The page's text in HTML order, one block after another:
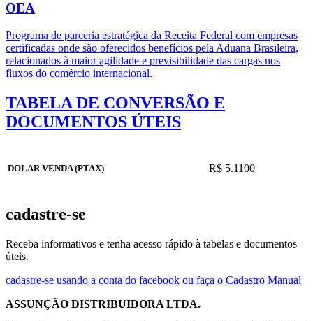
OEA
Programa de parceria estratégica da Receita Federal com empresas
certificadas onde são oferecidos benefícios pela Aduana Brasileira,
relacionados à maior agilidade e previsibilidade das cargas nos
fluxos do comércio internacional.
TABELA DE CONVERSÃO E
DOCUMENTOS ÚTEIS
DOLAR VENDA (PTAX) R$ 5.1100
cadastre-se
Receba informativos e tenha acesso rápido à tabelas e documentos
úteis.
cadastre-se usando a conta do facebook ou faça o Cadastro Manual
ASSUNÇÃO DISTRIBUIDORA LTDA.